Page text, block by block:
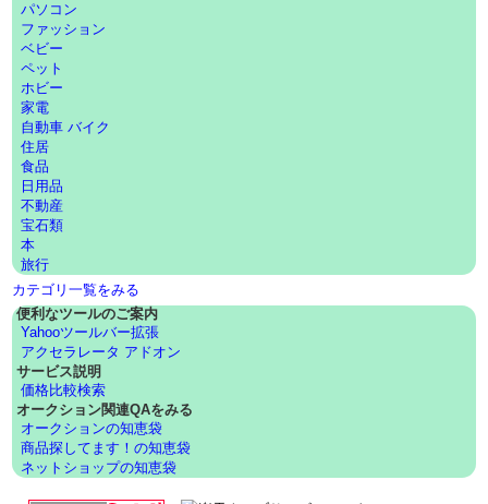
パソコン
ファッション
ベビー
ペット
ホビー
家電
自動車 バイク
住居
食品
日用品
不動産
宝石類
本
旅行
カテゴリ一覧をみる
便利なツールのご案内
Yahooツールバー拡張
アクセラレータ アドオン
サービス説明
価格比較検索
オークション関連QAをみる
オークションの知恵袋
商品探してます！の知恵袋
ネットショップの知恵袋